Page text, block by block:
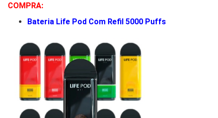
COMPRA:
Bateria Life Pod Com Refil 5000 Puffs